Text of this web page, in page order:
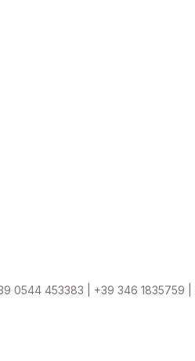
0544 453383 | +39 346 1835759 |